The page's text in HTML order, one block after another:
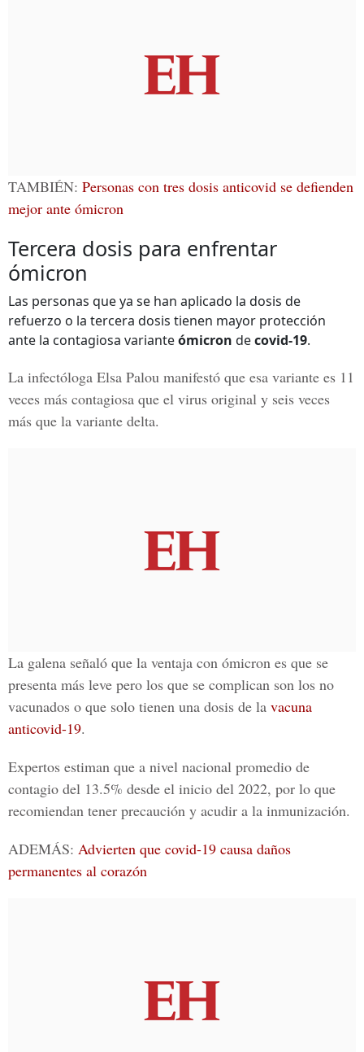
TAMBIÉN: Personas con tres dosis anticovid se defienden
mejor ante ómicron
Tercera dosis para enfrentar
ómicron
Las personas que ya se han aplicado la dosis de
refuerzo o la tercera dosis tienen mayor protección
ante la contagiosa varianteómicron decovid-19.
La infectóloga Elsa Palou manifestó que esa variante es 11
veces más contagiosa que el virus original y seis veces
más que la variante delta.
La galena señaló que la ventaja con ómicron es que se
presenta más leve pero los que se complican son los no
vacunados o que solo tienen una dosis de la vacuna
anticovid-19.
Expertos estiman que a nivel nacional promedio de
contagio del 13.5% desde el inicio del 2022, por lo que
recomiendan tener precaución y acudir a la inmunización.
ADEMÁS: Advierten que covid-19 causa daños
permanentes al corazón